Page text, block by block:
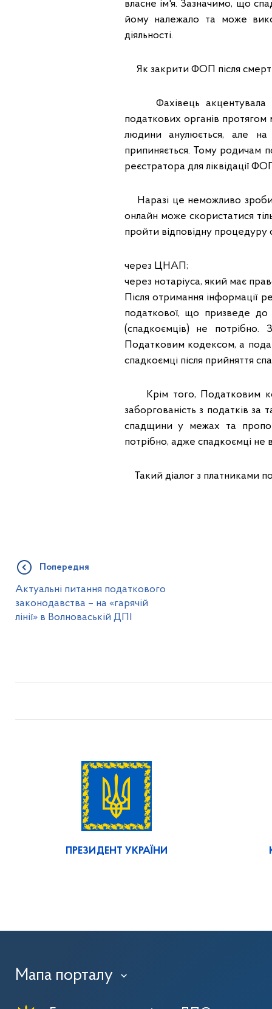
власне ім'я. Зазначимо, що
йому належало та може
діяльності.
Як закрити ФОП після
Фахівець акцентувала
податкових органів протягом
людини анулюється, але на
припиняється. Тому родичам
реєстратора для ліквідації
Наразі це неможливо
онлайн може скористатися
пройти відповідну процедуру
через ЦНАП;
через нотаріуса, який має
Після отримання інформації
податкової, що призведе
(спадкоємців) не потрібно.
Податковим кодексом, а
спадкоємці після прийняття
Крім того, Податковим
заборгованість з податків
спадщини у межах та
потрібно, адже спадкоємці не
Такий діалог з платниками
Попередня
Актуальні питання податкового
законодавства – на «гарячій
лінії» в Волноваській ДПІ
ПРЕЗИДЕНТ УКРАЇНИ
Мапа порталу ›